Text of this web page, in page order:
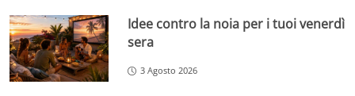
Idee contro la noia per i tuoi venerdì
sera
3 Agosto 2026